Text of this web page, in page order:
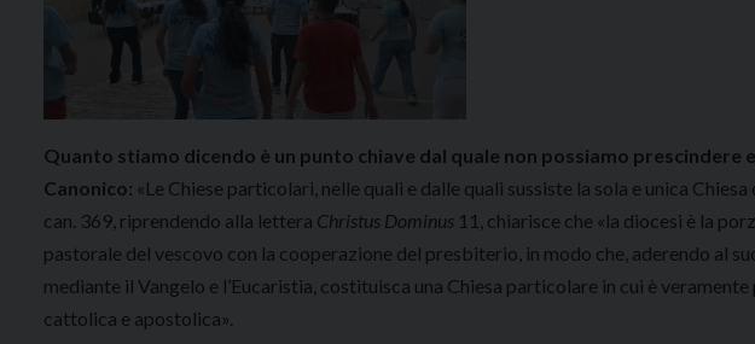
Quanto stiamo dicendo è un punto chiave dal quale non possiamo
Canonico: «Le Chiese particolari, nelle quali e dalle quali sussiste la sola e unica
can. 369, riprendendo alla lettera Christus Dominus 11, chiarisce che «la diocesi è la
pastorale del vescovo con la cooperazione del presbiterio, in modo che, aderendo al
mediante il Vangelo e l’Eucaristia, costituisca una Chiesa particolare in cui è
cattolica e apostolica».